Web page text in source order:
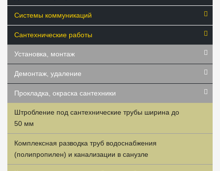
Системы коммуникаций
Сантехнические работы
Установка, монтаж
Демонтаж, удаление
Прокладка, окраска сантехники
Штробление под сантехнические трубы ширина до
50 мм
Комплексная разводка труб водоснабжения
(полипропилен) и канализации в санузле